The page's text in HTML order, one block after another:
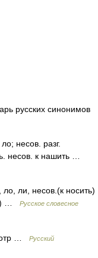
русских синонимов
несов. разг.
несов. к нашить …
ли, несов.(к носить)
…
Русское словесное
…
Русский